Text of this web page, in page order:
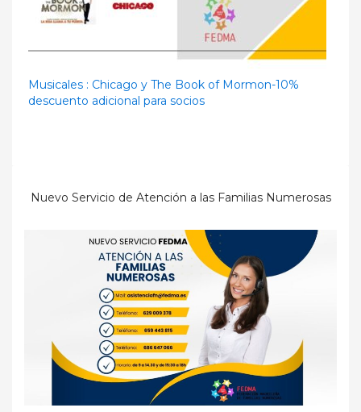
Musicales : Chicago y The Book of Mormon-10%
descuento adicional para socios
Nuevo Servicio de Atención a las Familias Numerosas